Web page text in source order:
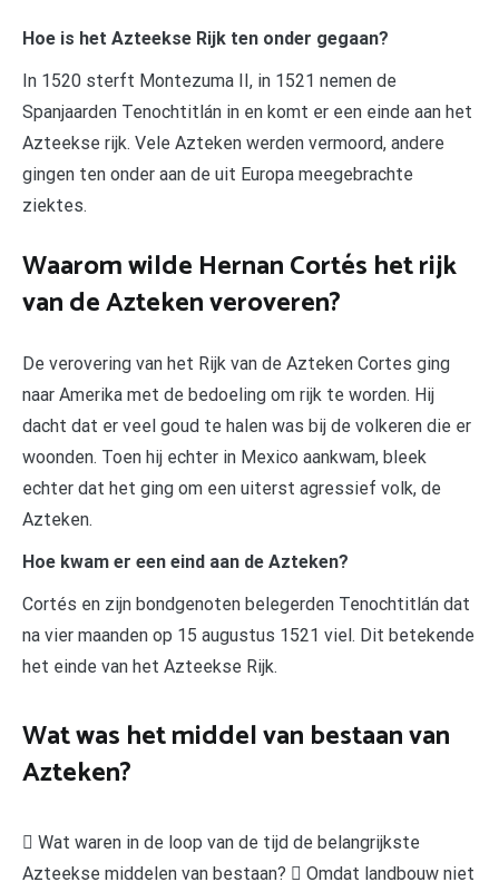
Hoe is het Azteekse Rijk ten onder gegaan?
In 1520 sterft Montezuma II, in 1521 nemen de
Spanjaarden Tenochtitlán in en komt er een einde aan het
Azteekse rijk. Vele Azteken werden vermoord, andere
gingen ten onder aan de uit Europa meegebrachte
ziektes.
Waarom wilde Hernan Cortés het rijk
van de Azteken veroveren?
De verovering van het Rijk van de Azteken Cortes ging
naar Amerika met de bedoeling om rijk te worden. Hij
dacht dat er veel goud te halen was bij de volkeren die er
woonden. Toen hij echter in Mexico aankwam, bleek
echter dat het ging om een uiterst agressief volk, de
Azteken.
Hoe kwam er een eind aan de Azteken?
Cortés en zijn bondgenoten belegerden Tenochtitlán dat
na vier maanden op 15 augustus 1521 viel. Dit betekende
het einde van het Azteekse Rijk.
Wat was het middel van bestaan van
Azteken?
 Wat waren in de loop van de tijd de belangrijkste
Azteekse middelen van bestaan?  Omdat landbouw niet